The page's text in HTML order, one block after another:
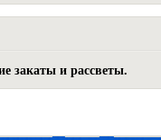
закаты и рассветы.